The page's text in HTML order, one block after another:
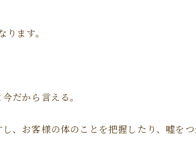
ます。
だから言える。
、お客様の体のことを把握したり、嘘を